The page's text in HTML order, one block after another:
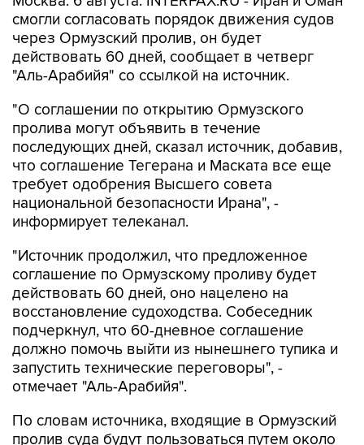
смогли согласовать порядок движения судов
через Ормузский пролив, он будет
действовать 60 дней, сообщает в четверг
"Аль-Арабийя" со ссылкой на источник.
"О соглашении по открытию Ормузского
пролива могут объявить в течение
последующих дней, сказал источник, добавив,
что соглашение Тегерана и Маската все еще
требует одобрения Высшего совета
национальной безопасности Ирана", -
информирует телеканал.
"Источник продолжил, что предложенное
соглашение по Ормузскому проливу будет
действовать 60 дней, оно нацелено на
восстановление судоходства. Собеседник
подчеркнул, что 60-дневное соглашение
должно помочь выйти из нынешнего тупика и
запустить технические переговоры", -
отмечает "Аль-Арабийя".
По словам источника, входящие в Ормузский
пролив суда будут пользоваться путем около